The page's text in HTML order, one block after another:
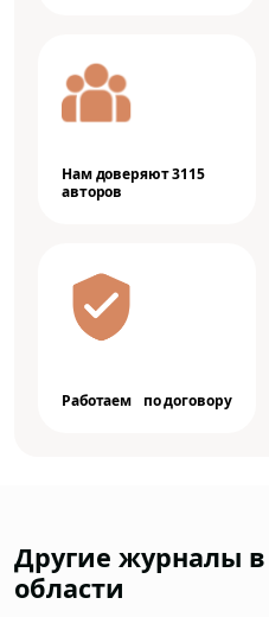
Нам доверяют 3115
авторов
Работаем по договору
Другие журналы
области